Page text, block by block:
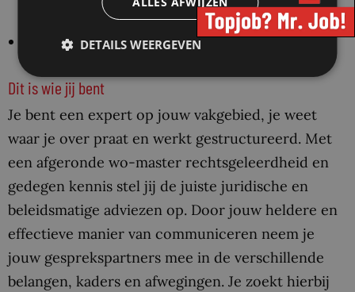
een fietsvergoeding van € 0,23 per kilometer;
Goed geregeld pensioenbij het ABP.
Dit is wie jij bent
Je bent een expert op jouw vakgebied, je weet
waar je over praat en werkt gestructureerd. Met
een afgeronde wo-master rechtsgeleerdheid en
gedegen kennis stel jij de juiste juridische en
beleidsmatige adviezen op. Door jouw heldere en
effectieve manier van communiceren neem je
jouw gesprekspartners mee in de verschillende
belangen, kaders en afwegingen. Je zoekt hierbij
DETAILS WEERGEVEN